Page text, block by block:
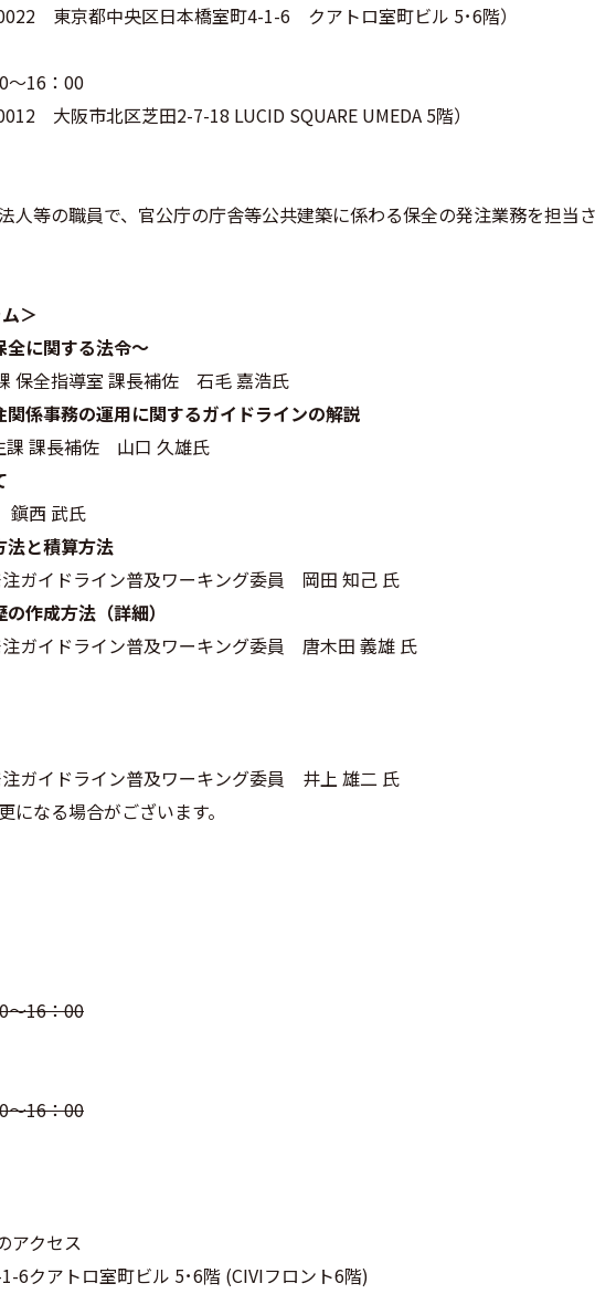
東京都中央区日本橋室町4-1-6 クアトロ室町ビル 5･6階）
～16：00
大阪市北区芝田2-7-18 LUCID SQUARE UMEDA 5階）
人等の職員で、官公庁の庁舎等公共建築に係わる保全の発注業務を担当
＞
に関する法令～
保全指導室 課長補佐 石毛 嘉浩氏
係事務の運用に関するガイドラインの解説
課 課長補佐 山口 久雄氏
鎭西 武氏
法と積算方法
ガイドライン普及ワーキング委員 岡田 知己 氏
作成方法（詳細）
ガイドライン普及ワーキング委員 唐木田 義雄 氏
ガイドライン普及ワーキング委員 井上 雄二 氏
なる場合がございます。
16：00
16：00
アクセス
クアトロ室町ビル 5･6階 (CIVIフロント6階)